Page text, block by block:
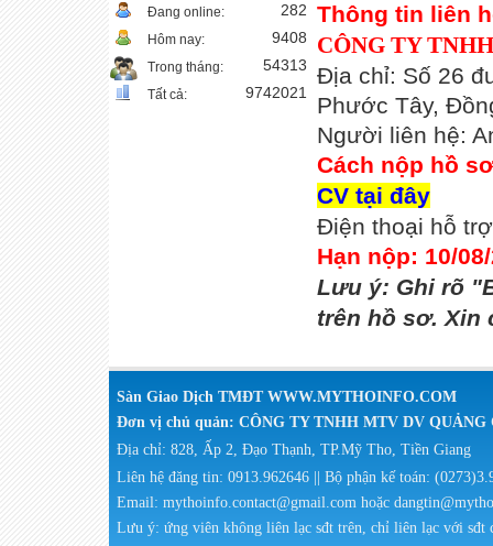
Đang online: 282
Hôm nay: 9408
Trong tháng: 54313
Tất cả: 9742021
Thông tin liên
CÔNG TY
Địa chỉ: Số 26
Phước Tây,
Người liên hệ:
Cách nộp hồ
CV tại đây
Điện thoại hỗ
Hạn nộp: 10/
Lưu ý: Ghi rõ
trên hồ sơ. Xin
Sàn Giao Dịch TMĐT WWW.MYTHOINFO.COM
Đơn vị chủ quản: CÔNG TY TNHH MTV DV QUẢNG
Địa chỉ: 828, Ấp 2, Đạo Thạnh, TP.Mỹ Tho, Tiền Giang
Liên hệ đăng tin: 0913.962646 || Bộ phận kế toán:
Email: mythoinfo.contact@gmail.com hoặc
Lưu ý: ứng viên không liên lạc sđt trên, chỉ liên lạc với sđt